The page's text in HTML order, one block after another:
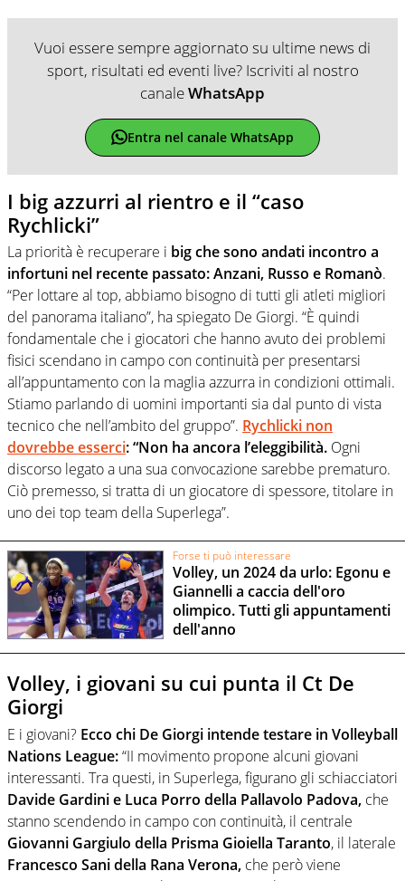
Vuoi essere sempre aggiornato su ultime news di
sport, risultati ed eventi live? Iscriviti al nostro
canaleWhatsApp
Entra nel canale WhatsApp
I big azzurri al rientro e il “caso
Rychlicki”
La priorità è recuperare i big che sono andati incontro a
infortuni nel recente passato: Anzani, Russo e Romanò.
“Per lottare al top, abbiamo bisogno di tutti gli atleti migliori
del panorama italiano”, ha spiegato De Giorgi. “È quindi
fondamentale che i giocatori che hanno avuto dei problemi
fisici scendano in campo con continuità per presentarsi
all’appuntamento con la maglia azzurra in condizioni ottimali.
Stiamo parlando di uomini importanti sia dal punto di vista
tecnico che nell’ambito del gruppo”. Rychlicki non
dovrebbe esserci: “Non ha ancora l’eleggibilità. Ogni
discorso legato a una sua convocazione sarebbe prematuro.
Ciò premesso, si tratta di un giocatore di spessore, titolare in
uno dei top team della Superlega”.
Forse ti può interessare
Volley, un 2024 da urlo: Egonu e
Giannelli a caccia dell'oro
olimpico. Tutti gli appuntamenti
dell'anno
Volley, i giovani su cui punta il Ct De
Giorgi
E i giovani? Ecco chi De Giorgi intende testare in Volleyball
Nations League:“II movimento propone alcuni giovani
interessanti. Tra questi, in Superlega, figurano gli schiacciatori
Davide Gardini e Luca Porro della Pallavolo Padova, che
stanno scendendo in campo con continuità, il centrale
Giovanni Gargiulo della Prisma Gioiella Taranto, il laterale
Francesco Sani della Rana Verona, che però viene